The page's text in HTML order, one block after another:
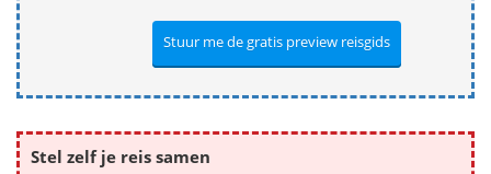
Stel zelf je reis samen